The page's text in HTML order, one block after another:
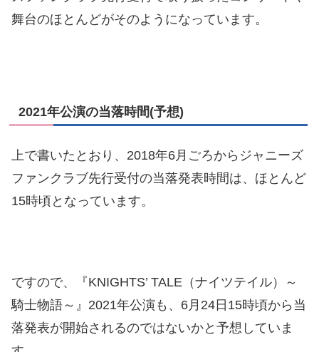
舞台のほとんどがそのようになっています。
2021年公演の当落時間(予想)
上で書いたとおり、2018年6月ごろからジャニーズ
ファンクラブ先行受付の当落発表時間は、ほとんど
15時頃となっています。
ですので、『KNIGHTS’ TALE（ナイツテイル）～
騎士物語～』2021年公演も、6月24日15時頃から当
落発表が開始されるのではないかと予想していま